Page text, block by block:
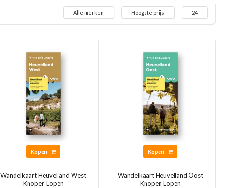
Alle merken Hoogste prijs 24
Kopen
Wandelkaart Heuvelland West
Knopen Lopen
Kopen
Wandelkaart Heuvelland Oost
Knopen Lopen